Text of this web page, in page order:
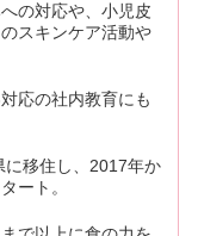
の対応や、小児皮
スキンケア活動や
応の社内教育にも
移住し、2017年か
ート。